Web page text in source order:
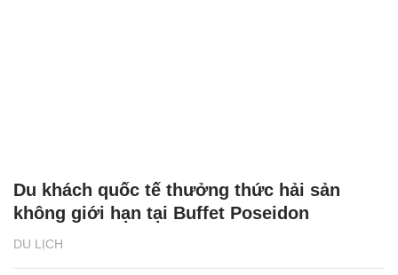
DU LỊCH
Du khách quốc tế thưởng thức hải sản
không giới hạn tại Buffet Poseidon